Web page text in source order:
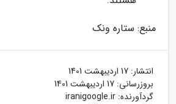
منبع: ستاره ونک
انتشار: 17 اردیبهشت 1401
بروزرسانی: 17 اردیبهشت 1401
گردآورنده: iranigoogle.ir